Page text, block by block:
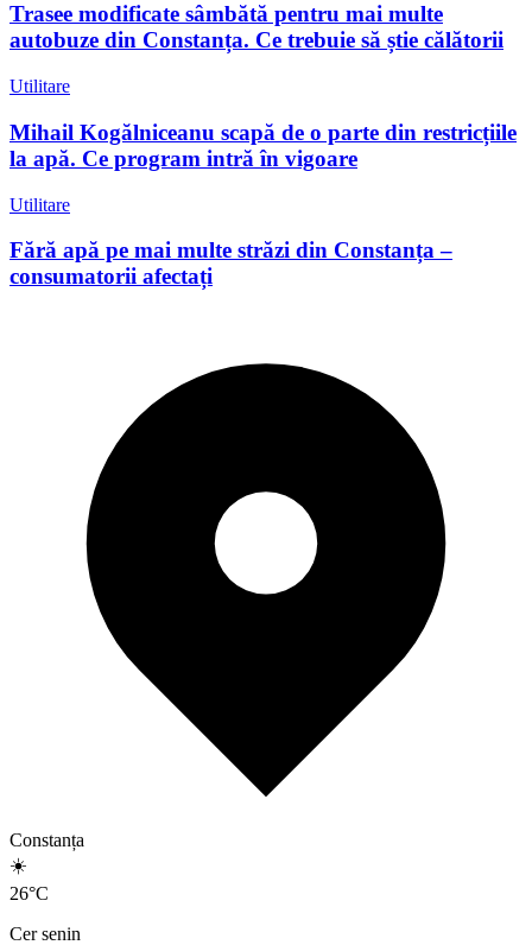
Trasee modificate sâmbătă pentru mai multe
autobuze din Constanța. Ce trebuie să știe călătorii
Utilitare
Mihail Kogălniceanu scapă de o parte din restricțiile
la apă. Ce program intră în vigoare
Utilitare
Fără apă pe mai multe străzi din Constanța –
consumatorii afectați
Constanța
☀️
26°C
Cer senin